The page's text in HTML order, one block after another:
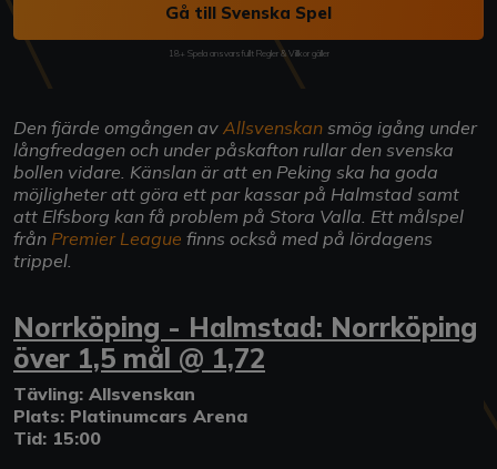
Gå till Svenska Spel
18+ Spela ansvarsfullt Regler & Villkor gäller
Den fjärde omgången av Allsvenskan smög igång under
långfredagen och under påskafton rullar den svenska
bollen vidare. Känslan är att en Peking ska ha goda
möjligheter att göra ett par kassar på Halmstad samt
att Elfsborg kan få problem på Stora Valla. Ett målspel
från Premier League finns också med på lördagens
trippel.
Norrköping - Halmstad: Norrköping
över 1,5 mål @ 1,72
Tävling: Allsvenskan
Plats: Platinumcars Arena
Tid: 15:00